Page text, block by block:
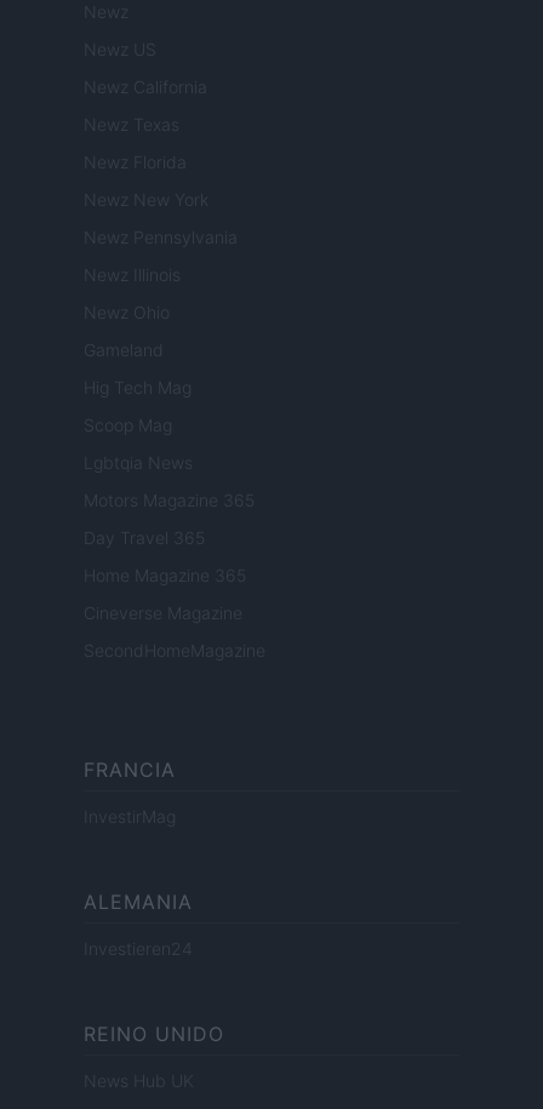
Newz
Newz US
Newz California
Newz Texas
Newz Florida
Newz New York
Newz Pennsylvania
Newz Illinois
Newz Ohio
Gameland
Hig Tech Mag
Scoop Mag
Lgbtqia News
Motors Magazine 365
Day Travel 365
Home Magazine 365
Cineverse Magazine
SecondHomeMagazine
FRANCIA
InvestirMag
ALEMANIA
Investieren24
REINO UNIDO
News Hub UK